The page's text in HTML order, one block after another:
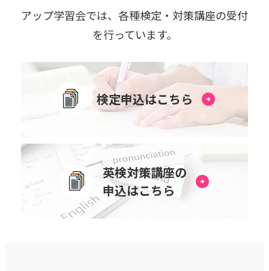
アップ学習会では、各種検定・対策講座の受付
を⾏っています。
検定申込はこちら
英検対策講座の
申込はこちら